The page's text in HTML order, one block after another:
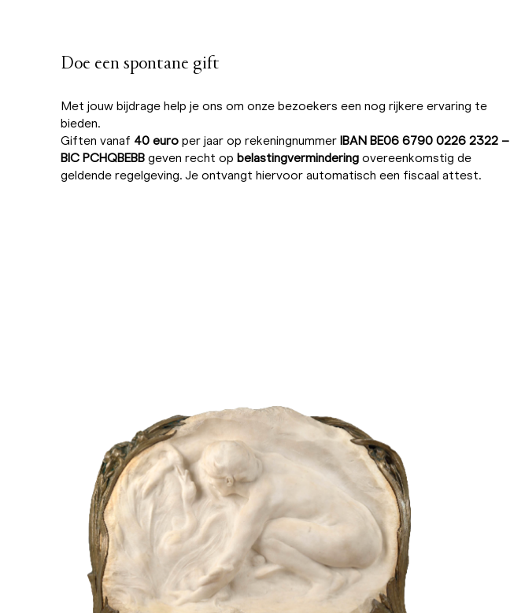
Doe een spontane gift
Met jouw bijdrage help je ons om onze bezoekers een nog rijkere ervaring te
bieden.
Giften vanaf 40 euro per jaar op rekeningnummer IBAN BE06 6790 0226 2322 –
BIC PCHQBEBB geven recht op belastingvermindering overeenkomstig de
geldende regelgeving. Je ontvangt hiervoor automatisch een fiscaal attest.